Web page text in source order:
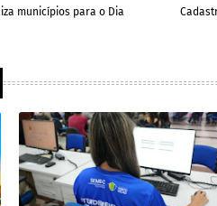
municípios para o Dia